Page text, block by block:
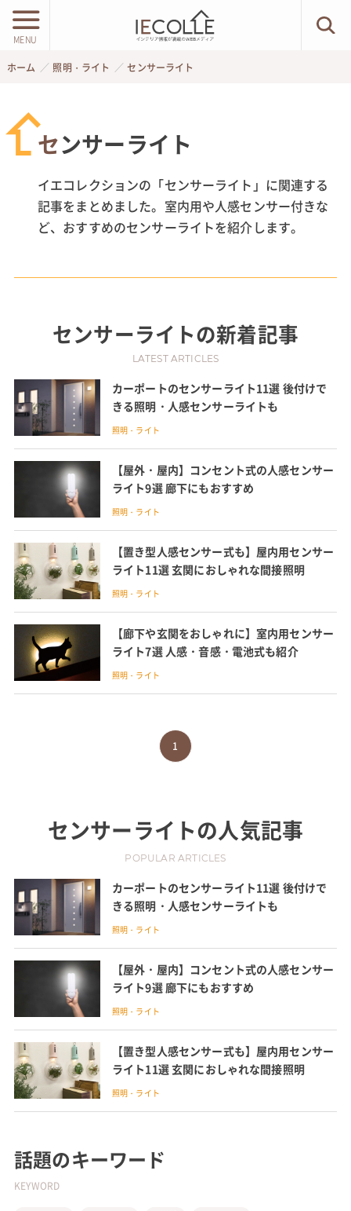
MENU
ホーム 照明・ライト センサーライト
センサーライト
イエコレクションの「センサーライト」に関連する
記事をまとめました。室内用や人感センサー付きな
ど、おすすめのセンサーライトを紹介します。
センサーライトの新着記事
LATEST ARTICLES
カーポートのセンサーライト11選 後付けで
きる照明・人感センサーライトも
照明・ライト
【屋外・屋内】コンセント式の人感センサー
ライト9選 廊下にもおすすめ
照明・ライト
【置き型人感センサー式も】屋内用センサー
ライト11選 玄関におしゃれな間接照明
照明・ライト
【廊下や玄関をおしゃれに】室内用センサー
ライト7選 人感・音感・電池式も紹介
照明・ライト
1
センサーライトの人気記事
POPULAR ARTICLES
カーポートのセンサーライト11選 後付けで
きる照明・人感センサーライトも
照明・ライト
【屋外・屋内】コンセント式の人感センサー
ライト9選 廊下にもおすすめ
照明・ライト
【置き型人感センサー式も】屋内用センサー
ライト11選 玄関におしゃれな間接照明
照明・ライト
話題のキーワード
KEYWORD